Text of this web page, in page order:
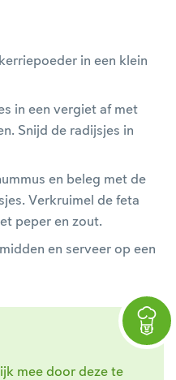
in een klein
in een vergiet af met
Snijd de radijsjes in
en beleg met de
Verkruimel de feta
peper en zout.
en serveer op een
mee door deze te